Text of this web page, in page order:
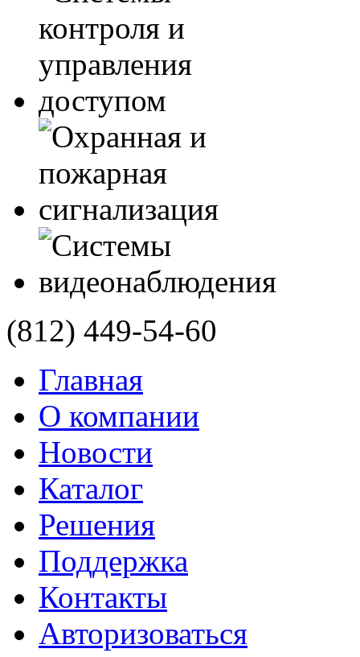
(812) 449-54-60
Главная
О компании
Новости
Каталог
Решения
Поддержка
Контакты
Авторизоваться